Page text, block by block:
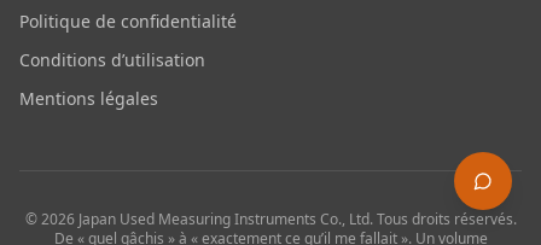
Politique de confidentialité
Conditions d’utilisation
Mentions légales
©2026 Japan Used Measuring Instruments Co., Ltd. Tous droits réservés.
De « quel gâchis » à « exactement ce qu’il me fallait ». Un volume